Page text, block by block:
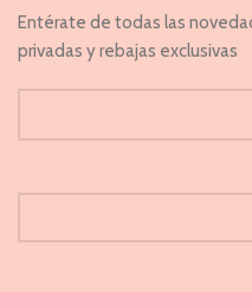
Entérate de todas las
privadas y rebajas exclusivas